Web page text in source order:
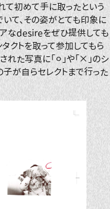
て初めて手に取ったという
て、その姿がとても印象に
アなdesireをぜひ提供しても
クトを取って参加してもら
れた写真に「⚪︎」や「×」のシ
子が自らセレクトまで行った